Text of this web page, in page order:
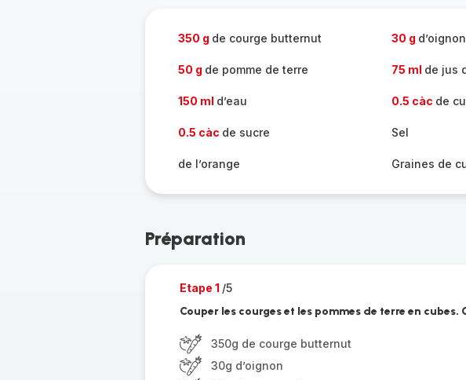
350 g de courge butternut 30 g d’oignon
50 g de pomme de​ terre 75 ml de jus
150 ml d’eau 0.5 càc de
0.5 càc de sucre Sel
de l’orange Graines de
Préparation
Etape 1 /5
Couper les courges et les pommes de terre en cubes.
350g de courge butternut
30g d’oignon